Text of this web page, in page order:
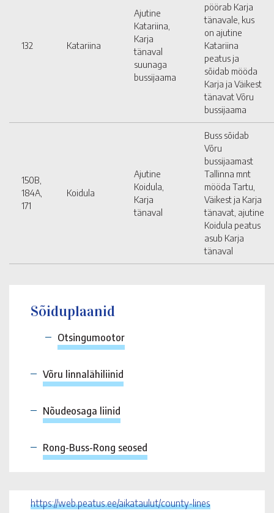
132 Katariina
Ajutine
Katariina,
Karja
tänaval
suunaga
bussijaama
pöörab Karja
tänavale, kus
on ajutine
Katariina
peatus ja
sõidab mööda
Karja ja Väikest
tänavat Võru
bussijaama
150B,
184A,
171
Koidula
Ajutine
Koidula,
Karja
tänaval
Buss sõidab
Võru
bussijaamast
Tallinna mnt
mööda Tartu,
Väikest ja Karja
tänavat, ajutine
Koidula peatus
asub Karja
tänaval
Sõiduplaanid
Otsingumootor
Võru linnalähiliinid
Nõudeosaga liinid
Rong-Buss-Rong seosed
https://web.peatus.ee/aikataulut/county-lines